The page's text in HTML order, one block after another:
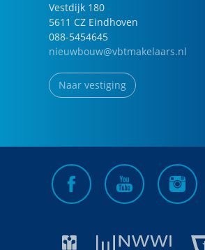
Vestdijk 180
5611 CZ Eindhoven
088-5454645
nieuwbouw@vbtmakelaars.nl
Naar vestiging